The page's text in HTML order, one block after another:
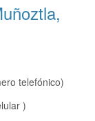
telefónico)
)